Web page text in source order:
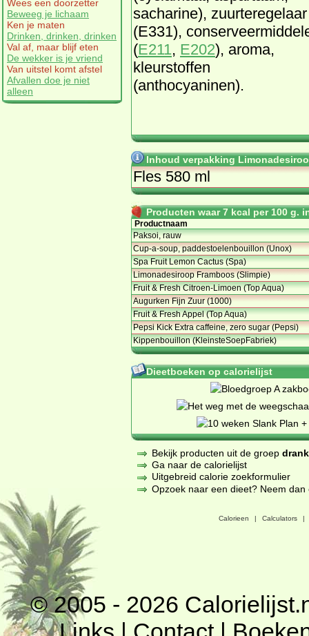
Wees een doorzetter
Beweeg je lichaam
Ken je maten
Drinken, drinken, drinken
Val af, maar blijf eten
De wekker is je vriend
Van uitstel komt afstel
Afvallen doe je niet
alleen
sacharine), zuurteregelaar
(E331),
(E211, E202), aroma,
kleurstoffen
(anthocyaninen).
Inhoud verpakking
Fles 580 ml
Producten waar 7 kcal per 100 g.
Productnaam
Paksoi, rauw
Cup-a-soup, paddestoelenbouillon (Unox)
Spa Fruit Lemon Cactus (Spa)
Limonadesiroop Framboos (Slimpie)
Fruit & Fresh Citroen-Limoen (Top Aqua)
Augurken Fijn Zuur (1000)
Fruit & Fresh Appel (Top Aqua)
Pepsi Kick Extra caffeine, zero sugar (Pepsi)
Kippenbouillon (KleinsteSoepFabriek)
Dieetboeken op calorielijst
Bekijk producten uit de groep
Ga naar de calorielijst
Uitgebreid calorie zoekformulier
Opzoek naar een dieet? Neem
Calorieen | Calculators |
© 2005 - 2026